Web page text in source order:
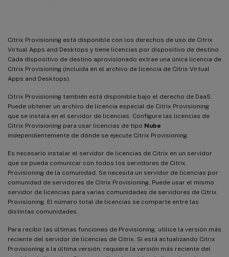
Citrix Provisioning está disponible con los derechos de uso de Citrix
Virtual Apps and Desktops y tiene licencias por dispositivo de destino.
Cada dispositivo de destino aprovisionado extrae una única licencia de
Citrix Provisioning (incluida en el archivo de licencia de Citrix Virtual
Apps and Desktops).
Citrix Provisioning también está disponible bajo el derecho de DaaS.
Puede obtener un archivo de licencia especial de Citrix Provisioning
que se instala en el servidor de licencias. Configure las licencias de
Citrix Provisioning para usar licencias de tipo Nube
independientemente de dónde se ejecute Citrix Provisioning.
Es necesario instalar el servidor de licencias de Citrix en un servidor
que se pueda comunicar con todos los servidores de Citrix
Provisioning de la comunidad. Se necesita un servidor de licencias por
comunidad de servidores de Citrix Provisioning. Puede usar el mismo
servidor de licencias para varias comunidades de servidores de Citrix
Provisioning. El número total de licencias se comparte entre las
distintas comunidades.
Para recibir las últimas funciones de Provisioning, utilice la versión más
reciente del servidor de licencias de Citrix. Si está actualizando Citrix
Provisioning a la última versión, requiere la versión más reciente del